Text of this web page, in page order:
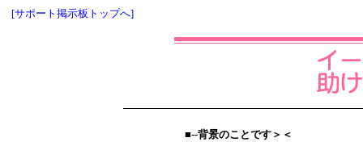
[サポート掲示板トップへ]
■--背景のことです＞＜